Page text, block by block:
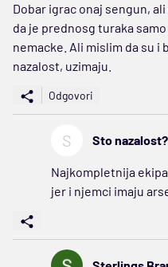
Dobar igrac onaj sengun,
da je prednosg turaka
nemacke. Ali mislim da su i
nazalost, uzimaju.
Odgovori
S Sto
Najkompletnija
jer i njemci imaju